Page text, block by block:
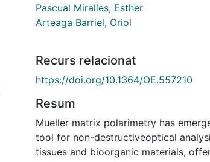
Pascual Miralles, Esther
Arteaga Barriel, Oriol
Recurs relacionat
https://doi.org/10.1364/OE.557210
Resum
Mueller matrix polarimetry has
tool for non-destructiveoptical
tissues and bioorganic materials,